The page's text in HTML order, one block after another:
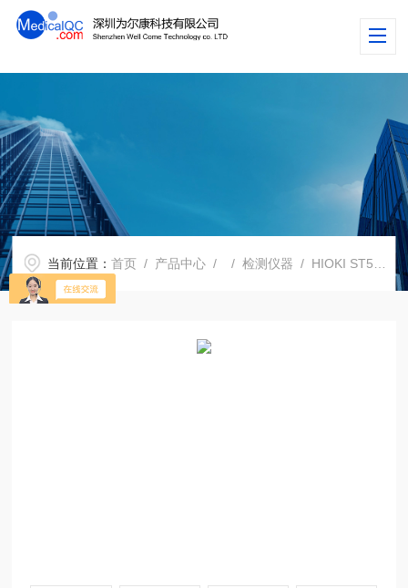
当前位置：首页 / 产品中心 / /检测仪器 / HIOKI ST5540泄漏电流测试仪